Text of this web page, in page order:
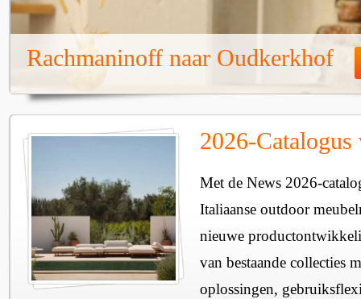
Rachmaninoff naar Oudkerkhof
2026-Catalogus
Met de News 2026-
Italiaanse outdoor
nieuwe
van bestaande collecties
oplossingen,